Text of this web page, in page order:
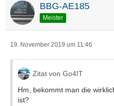
BBG-AE185
Meister
19. November 2019 um 11:46
Zitat von Go4IT
Hm, bekommt man die
ist?